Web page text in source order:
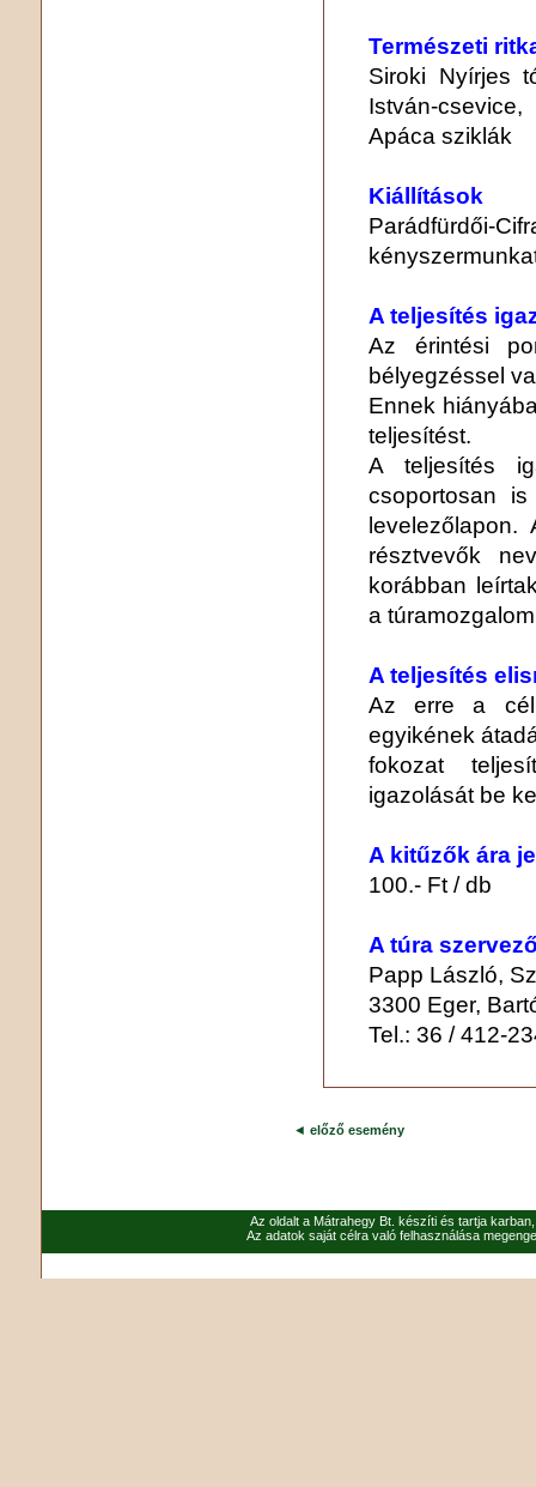
Természeti
Siroki Nyírjes
István-
Apáca sziklák
Kiállítások
Parádfürdői-
A teljesítés
Az érintési
bélyegzéssel
Ennek
teljesítést.
A teljesítés
csoportosan
résztvevők
korábban
a
A teljesítés
Az erre a
egyikének
fokozat
igazolását be
A kitűzők ára
100.- Ft / db
A túra
Papp László,
3300 Eger,
Tel.: 36 / 412-
◄ előző esemény
Az oldalt a Mátrahegy Bt. készíti és tartja
Az adatok saját célra való felhasználása